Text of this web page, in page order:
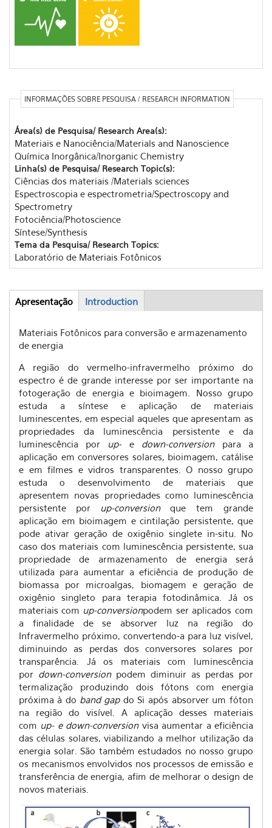
INFORMAÇÕES SOBRE PESQUISA / RESEARCH INFORMATION
Área(s) de Pesquisa/ Research Area(s):
Materiais e Nanociência/Materials and Nanoscience
Química Inorgânica/Inorganic Chemistry
Linha(s) de Pesquisa/ Research Topic(s):
Ciências dos materiais /Materials sciences
Espectroscopia e espectrometria/Spectroscopy and
Spectrometry
Fotociência/Photoscience
Síntese/Synthesis
Tema da Pesquisa/ Research Topics:
Laboratório de Materiais Fotônicos
Abas
Apresentação (active
tab)
Introduction
Materiais Fotônicos para conversão e armazenamento
de energia
A região do vermelho-infravermelho próximo do
espectro é de grande interesse por ser importante na
fotogeração de energia e bioimagem. Nosso grupo
estuda a síntese e aplicação de materiais
luminescentes, em especial aqueles que apresentam as
propriedades da luminescência persistente e da
luminescência por
up-e down-conversionpara a
aplicação em conversores solares, bioimagem, catálise
e em filmes e vidros transparentes. O nosso grupo
estuda o desenvolvimento de materiais que
apresentem novas propriedades como luminescência
persistente por
up-conversion que tem grande
aplicação em bioimagem e cintilação persistente, que
pode ativar geração de oxigênio singlete in-situ. No
caso dos materiais com luminescência persistente, sua
propriedade de armazenamento de energia será
utilizada para aumentar a eficiência de produção de
biomassa por microalgas, biomagem e geração de
oxigênio singleto para terapia fotodinâmica. Já os
materiais com up-conversionpodem ser aplicados com
a finalidade de se absorver luz na região do
Infravermelho próximo, convertendo-a para luz visível,
diminuindo as perdas dos conversores solares por
transparência. Já os materiais com luminescência
por down-conversionpodem diminuir as perdas por
termalização produzindo dois fótons com energia
próxima à do band gapdo Si após absorver um fóton
na região do visível. A aplicação desses materiais
com up- e down-conversionvisa aumentar a eficiência
das células solares, viabilizando a melhor utilização da
energia solar. São também estudados no nosso grupo
os mecanismos envolvidos nos processos de emissão e
transferência de energia, afim de melhorar o design de
novos materiais.